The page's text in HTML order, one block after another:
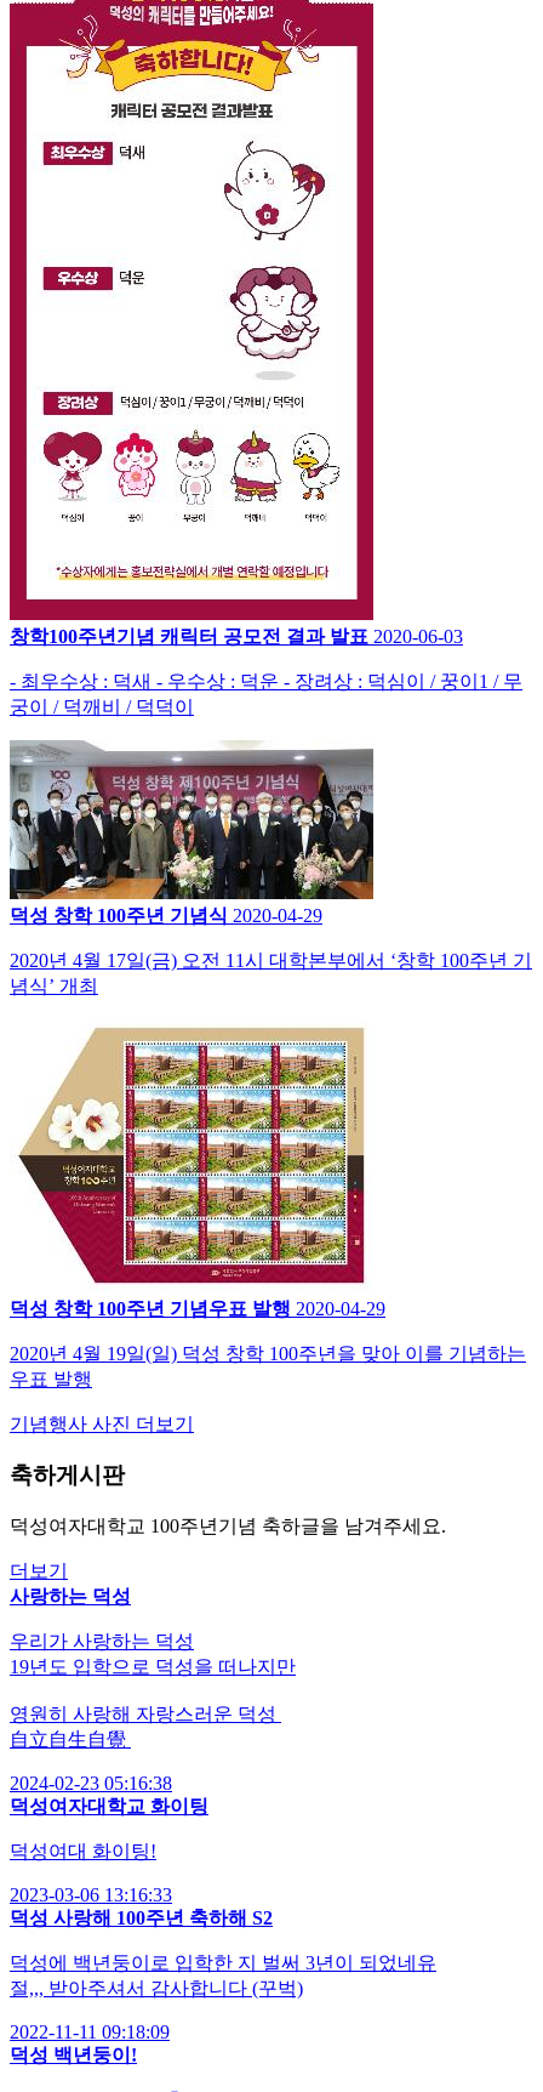
창학100주년기념 캐릭터 공모전 결과 발표 2020-06-03
- 최우수상 : 덕새 - 우수상 : 덕운 - 장려상 : 덕심이 / 꿍이1 / 무
궁이 / 덕깨비 / 덕덕이
덕성 창학 100주년 기념식 2020-04-29
2020년 4월 17일(금) 오전 11시 대학본부에서 ‘창학 100주년 기
념식’ 개최
덕성 창학 100주년 기념우표 발행 2020-04-29
2020년 4월 19일(일) 덕성 창학 100주년을 맞아 이를 기념하는
우표 발행
기념행사 사진 더보기
축하게시판
덕성여자대학교 100주년기념 축하글을 남겨주세요.
더보기
사랑하는 덕성
우리가 사랑하는 덕성
19년도 입학으로 덕성을 떠나지만
영원히 사랑해 자랑스러운 덕성
自立自生自覺
2024-02-23 05:16:38
덕성여자대학교 화이팅
덕성여대 화이팅!
2023-03-06 13:16:33
덕성 사랑해 100주년 축하해 S2
덕성에 백년둥이로 입학한 지 벌써 3년이 되었네유
절,,, 받아주셔서 감사합니다 (꾸벅)
2022-11-11 09:18:09
덕성 백년둥이!